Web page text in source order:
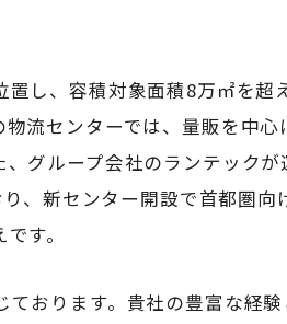
し、容積対象面積8万㎡を超
流センターでは、量販を中心
グループ会社のランテックが
、新センター開設で首都圏向
す。
おります。貴社の豊富な経